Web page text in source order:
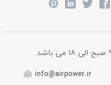
info@airpower.ir